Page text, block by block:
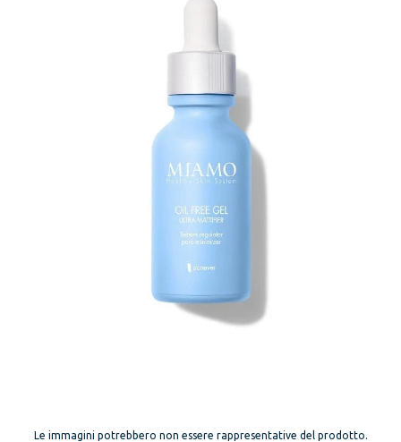
Le immagini potrebbero non essere rappresentative del prodotto.